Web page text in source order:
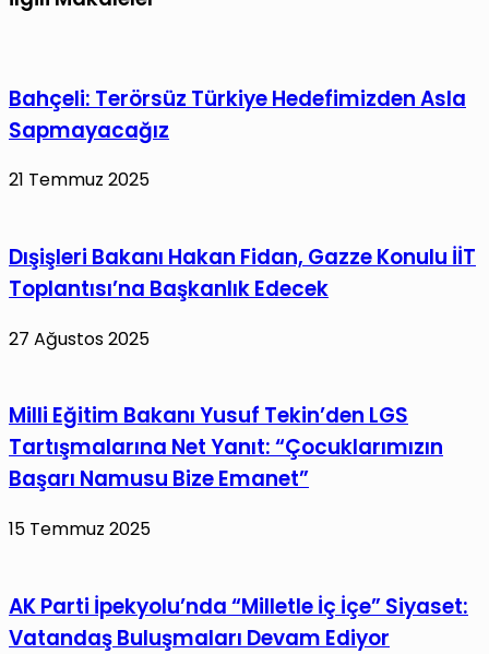
Bahçeli: Terörsüz Türkiye Hedefimizden Asla
Sapmayacağız
21 Temmuz 2025
Dışişleri Bakanı Hakan Fidan, Gazze Konulu İİT
Toplantısı’na Başkanlık Edecek
27 Ağustos 2025
Milli Eğitim Bakanı Yusuf Tekin’den LGS
Tartışmalarına Net Yanıt: “Çocuklarımızın
Başarı Namusu Bize Emanet”
15 Temmuz 2025
AK Parti İpekyolu’nda “Milletle İç İçe” Siyaset:
Vatandaş Buluşmaları Devam Ediyor